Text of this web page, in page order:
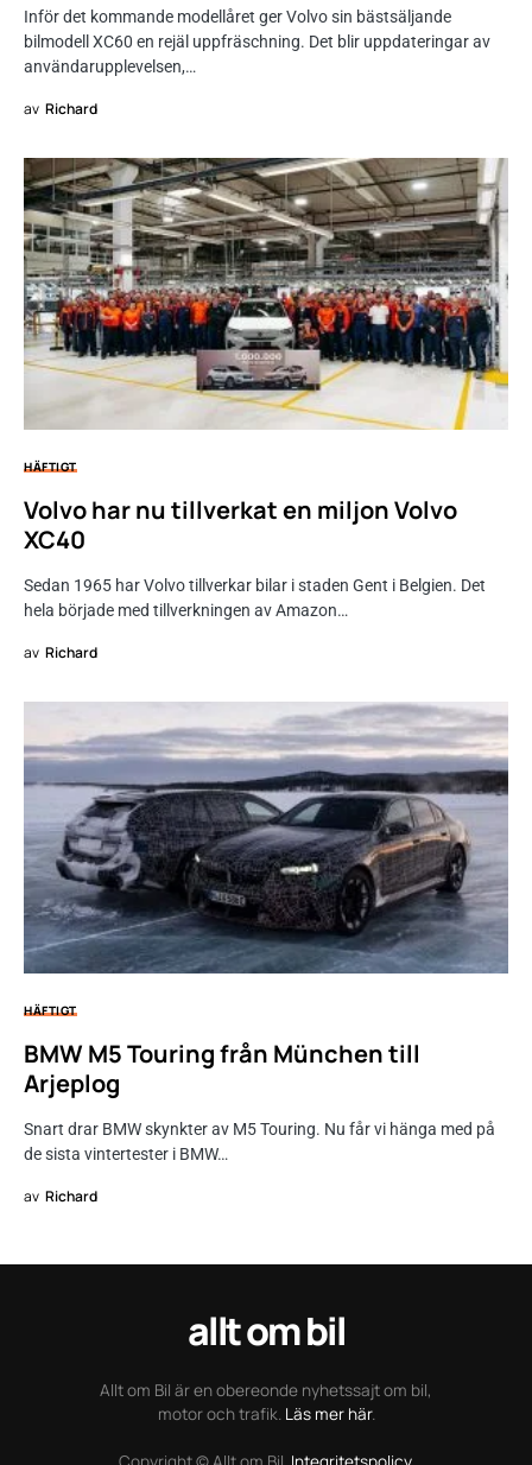
Inför det kommande modellåret ger Volvo sin bästsäljande
bilmodell XC60 en rejäl uppfräschning. Det blir uppdateringar av
användarupplevelsen,…
av Richard
HÄFTIGT
Volvo har nu tillverkat en miljon Volvo
XC40
Sedan 1965 har Volvo tillverkar bilar i staden Gent i Belgien. Det
hela började med tillverkningen av Amazon…
av Richard
HÄFTIGT
BMW M5 Touring från München till
Arjeplog
Snart drar BMW skynkter av M5 Touring. Nu får vi hänga med på
de sista vintertester i BMW…
av Richard
allt om bil
Allt om Bil är en obereonde nyhetssajt om bil,
motor och trafik. Läs mer här.